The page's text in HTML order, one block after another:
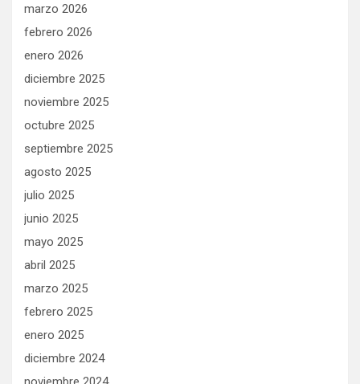
marzo 2026
febrero 2026
enero 2026
diciembre 2025
noviembre 2025
octubre 2025
septiembre 2025
agosto 2025
julio 2025
junio 2025
mayo 2025
abril 2025
marzo 2025
febrero 2025
enero 2025
diciembre 2024